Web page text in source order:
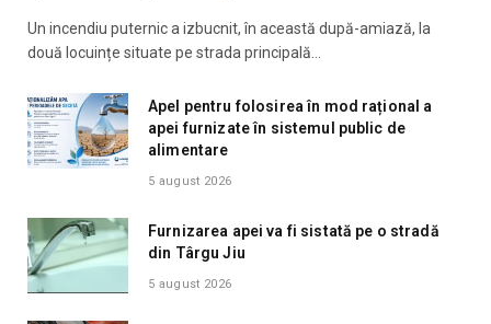
Un incendiu puternic a izbucnit, în această după-amiază, la
două locuințe situate pe strada principală…
Apel pentru folosirea în mod rațional a
apei furnizate în sistemul public de
alimentare
5 august 2026
Furnizarea apei va fi sistată pe o stradă
din Târgu Jiu
5 august 2026